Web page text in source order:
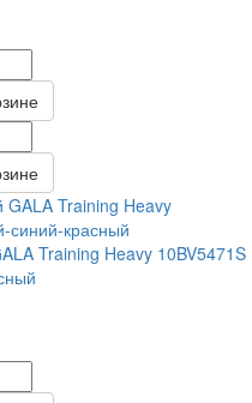
Training Heavy 10BV5471S